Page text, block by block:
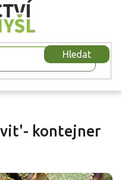
Hledat
kontejner